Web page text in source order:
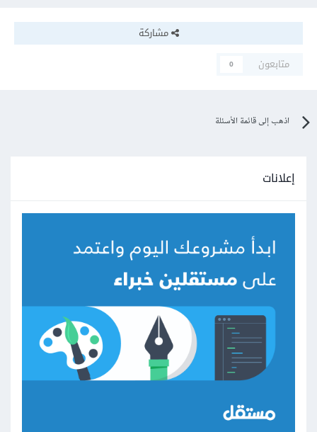
مشاركة
متابعون
0
اذهب إلى قائمة الأسئلة
إعلانات